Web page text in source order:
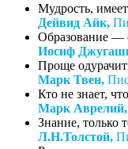
Мудрость,
Дейвид Айк,
Образование —
Иосиф
Проще
Марк Твен,
Кто не знает,
Марк Аврелий,
Знание, только
Л.Н.Толстой,